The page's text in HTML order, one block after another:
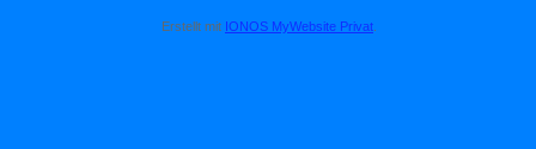
Erstellt mit IONOS MyWebsite Privat